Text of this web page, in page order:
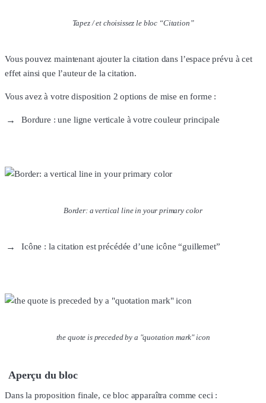
Tapez / et choisissez le bloc “Citation”
Vous pouvez maintenant ajouter la citation dans l’espace prévu à cet
effet ainsi que l’auteur de la citation.
Vous avez à votre disposition 2 options de mise en forme :
Bordure : une ligne verticale à votre couleur principale
Border: a vertical line in your primary color
Icône : la citation est précédée d’une icône “guillemet”
the quote is preceded by a "quotation mark" icon
Aperçu du bloc
Dans la proposition finale, ce bloc apparaîtra comme ceci :